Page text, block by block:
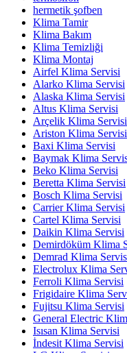
hermetik şofben
Klima Tamir
Klima Bakım
Klima Temizliği
Klima Montaj
Airfel Klima Servisi
Alarko Klima Servisi
Alaska Klima Servisi
Altus Klima Servisi
Arçelik Klima Servisi
Ariston Klima Servisi
Baxi Klima Servisi
Baymak Klima
Beko Klima Servisi
Beretta Klima Servisi
Bosch Klima Servisi
Carrier Klima Servisi
Cartel Klima Servisi
Daikin Klima Servisi
Demirdöküm Klima
Demrad Klima
Electrolux Klima
Ferroli Klima Servisi
Frigidaire Klima
Fujitsu Klima Servisi
General Electric
Isısan Klima Servisi
İndesit Klima Servisi